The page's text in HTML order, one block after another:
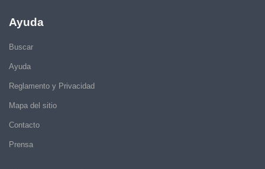
Ayuda
Buscar
Ayuda
Reglamento y Privacidad
Mapa del sitio
Contacto
Prensa